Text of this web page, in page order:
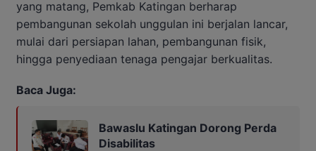
yang matang, Pemkab Katingan berharap
pembangunan sekolah unggulan ini berjalan lancar,
mulai dari persiapan lahan, pembangunan fisik,
hingga penyediaan tenaga pengajar berkualitas.
Baca Juga:
Bawaslu Katingan Dorong Perda
Disabilitas